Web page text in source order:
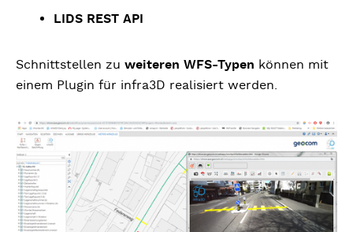
LIDS REST API
Schnittstellen zu weiteren WFS-Typen können mit
einem Plugin für infra3D realisiert werden.